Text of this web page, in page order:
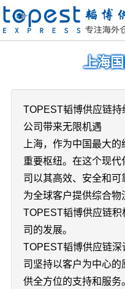
上海
TOPEST韬博供应链
公司带来无限机遇
上海，作为中国最大
重要枢纽。在这个现
司以其高效、安全和
为全球客户提供综合物
TOPEST韬博供应链
司的发展。
TOPEST韬博供应链
司坚持以客户为中心
供全方位的支持和服